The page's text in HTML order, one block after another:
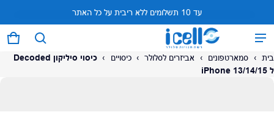
עד 10 תשלומים ללא ריבית על כל האתר
0 פריטים
המוצר נוסף לעגלה
בית › סמארטפונים › אביזרים לסלולר › כיסויים ›
כיסוי סיליקון Decoded
ל iPhone 13/14/15
על המוצר